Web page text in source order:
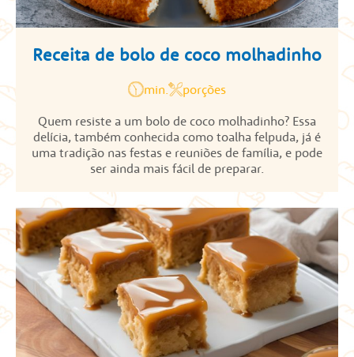
Receita de bolo de coco molhadinho
min.
porções
Quem resiste a um bolo de coco molhadinho? Essa
delícia, também conhecida como toalha felpuda, já é
uma tradição nas festas e reuniões de família, e pode
ser ainda mais fácil de preparar.